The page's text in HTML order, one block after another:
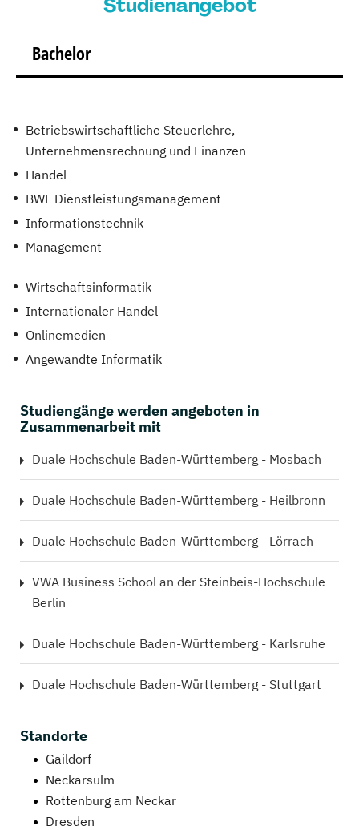
Bachelor
Betriebswirtschaftliche Steuerlehre,
Unternehmensrechnung und Finanzen
Handel
BWL Dienstleistungsmanagement
Informationstechnik
Management
Wirtschaftsinformatik
Internationaler Handel
Onlinemedien
Angewandte Informatik
Studiengänge werden angeboten in
Zusammenarbeit mit
Duale Hochschule Baden-Württemberg - Mosbach
Duale Hochschule Baden-Württemberg - Heilbronn
Duale Hochschule Baden-Württemberg - Lörrach
VWA Business School an der Steinbeis-Hochschule
Berlin
Duale Hochschule Baden-Württemberg - Karlsruhe
Duale Hochschule Baden-Württemberg - Stuttgart
Standorte
Gaildorf
Neckarsulm
Rottenburg am Neckar
Dresden